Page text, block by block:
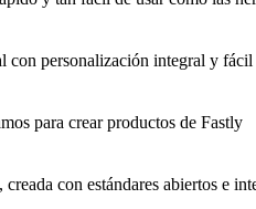
con personalización integral y
para crear productos de Fastly
con estándares abiertos e